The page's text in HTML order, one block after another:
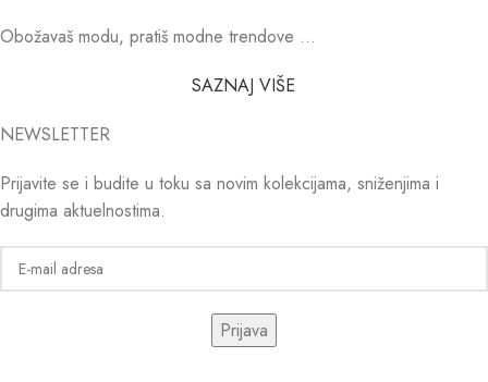
Obožavaš modu, pratiš modne trendove …
SAZNAJ VIŠE
NEWSLETTER
Prijavite se i budite u toku sa novim kolekcijama, sniženjima i
drugima aktuelnostima.